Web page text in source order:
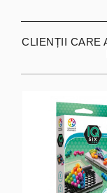
CLIENȚII CARE